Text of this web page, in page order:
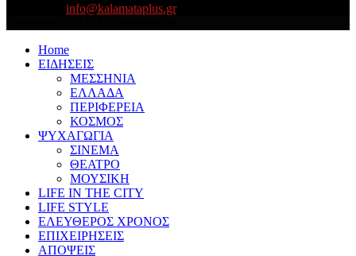
info@kalamataplus.gr
Home
ΕΙΔΗΣΕΙΣ
ΜΕΣΣΗΝΙΑ
ΕΛΛΑΔΑ
ΠΕΡΙΦΕΡΕΙΑ
ΚΟΣΜΟΣ
ΨΥΧΑΓΩΓΙΑ
ΣΙΝΕΜΑ
ΘΕΑΤΡΟ
ΜΟΥΣΙΚΗ
LIFE IN THE CITY
LIFE STYLE
ΕΛΕΥΘΕΡΟΣ ΧΡΟΝΟΣ
ΕΠΙΧΕΙΡΗΣΕΙΣ
ΑΠΟΨΕΙΣ